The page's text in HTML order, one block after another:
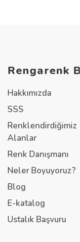
Rengarenk
Hakkımızda
SSS
Renklendirdiğimiz
Alanlar
Renk Danışmanı
Neler Boyuyoruz?
Blog
E-katalog
Ustalık Başvuru